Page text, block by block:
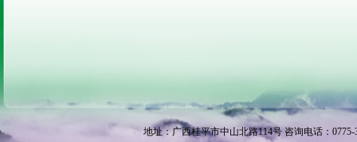
地址：广西桂平市中山北路114号 咨询电话：0775-